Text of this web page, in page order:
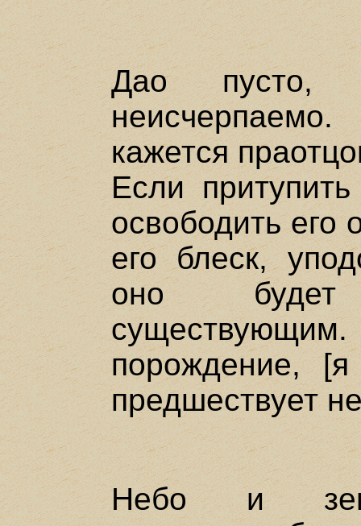
Дао пусто,
кажется
Если
освободить его
его блеск,
оно будет
порождение,
предшествует
Небо и